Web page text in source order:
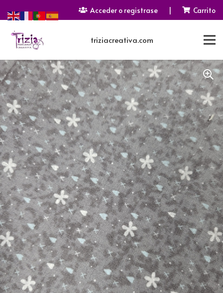
Acceder o registrase | Carrito
triziacreativa.com